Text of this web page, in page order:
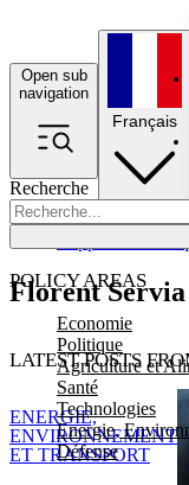
Open sub
navigation
Recherche
POLICY AREAS
Economie
Politique
Agriculture et
Santé
Technologies
Energie,
Défense
Français
Florent Servia
LATEST POSTS
ENERGIE,
ENVIRONNEMENT
ET TRANSPORT